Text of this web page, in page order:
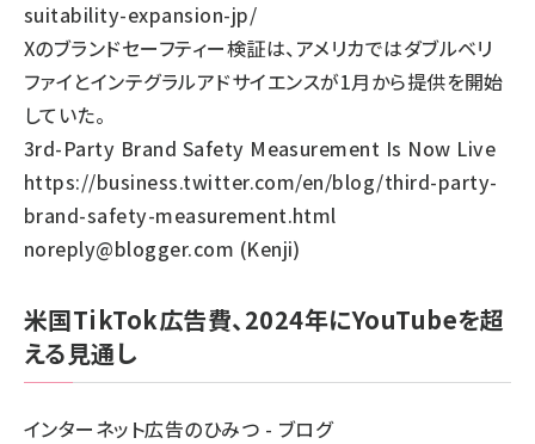
suitability-expansion-jp/
Xのブランドセーフティー検証は、アメリカではダブルベリ
ファイとインテグラルアドサイエンスが1月から提供を開始
していた。
3rd-Party Brand Safety Measurement Is Now Live
https://business.twitter.com/en/blog/third-party-
brand-safety-measurement.html
noreply@blogger.com (Kenji)
米国TikTok広告費、2024年にYouTubeを超
える見通し
インターネット広告のひみつ - ブログ